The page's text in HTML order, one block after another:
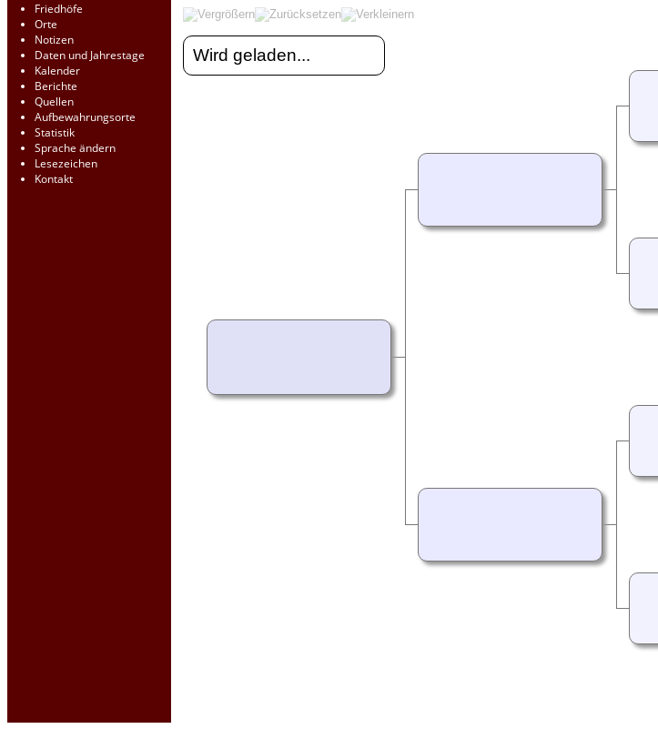
Friedhöfe
Orte
Notizen
Daten und Jahrestage
Kalender
Berichte
Quellen
Aufbewahrungsorte
Statistik
Sprache ändern
Lesezeichen
Kontakt
Wird geladen...